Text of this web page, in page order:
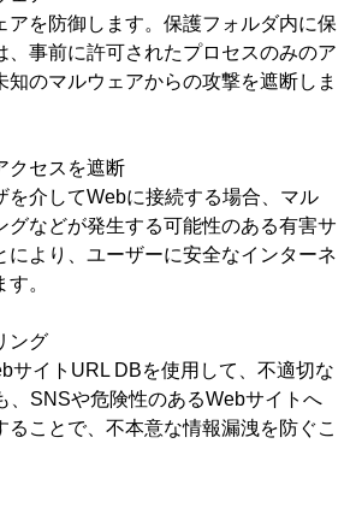
アを防御します。保護フォルダ内に保
、事前に許可されたプロセスのみのア
知のマルウェアからの攻撃を遮断しま
クセスを遮断
を介してWebに接続する場合、マル
グなどが発生する可能性のある有害サ
により、ユーザーに安全なインターネ
。
ング
サイトURL DBを使用して、不適切な
、SNSや危険性のあるWebサイトへ
ることで、不本意な情報漏洩を防ぐこ